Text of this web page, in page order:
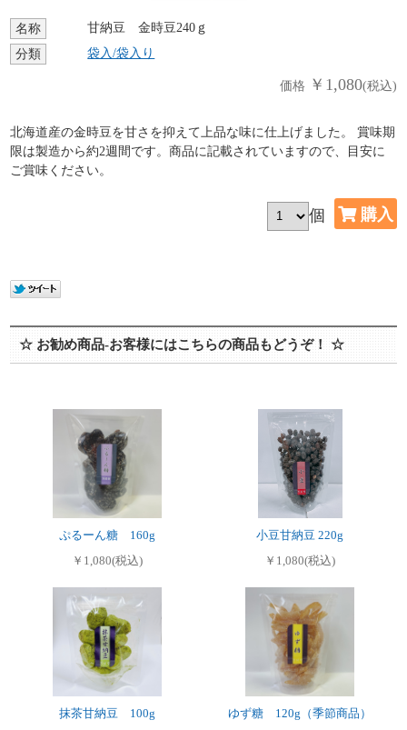
名称
甘納豆 金時豆240ｇ
分類
袋入/袋入り
価格 ￥1,080(税込)
北海道産の金時豆を甘さを抑えて上品な味に仕上げました。 賞味期
限は製造から約2週間です。商品に記載されていますので、目安に
ご賞味ください。
個
☆ お勧め商品-お客様にはこちらの商品もどうぞ！ ☆
ぷるーん糖 160g
￥1,080(税込)
小豆甘納豆 220g
￥1,080(税込)
抹茶甘納豆 100g
ゆず糖 120g（季節商品）